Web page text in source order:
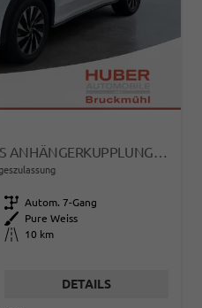
1,5 ETSI DSG LIFE LED PLUS ANHÄNGERKUPPLUNG NAVIGATION DIGITAL PRO SITZHEIZUNG BEHEIZTES LENKRAD 17 ZOLL ALU 5J GARANTIE
Getriebe Autom. 7-Gang
Außenfarbe
Pure Weiss
Kilometerstand
10 km
DETAILS